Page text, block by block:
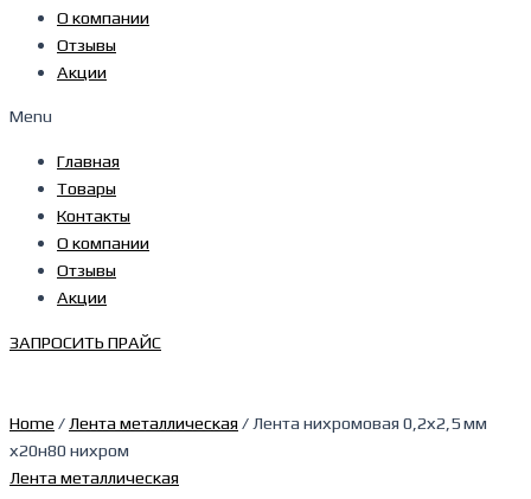
О компании
Отзывы
Акции
Menu
Главная
Товары
Контакты
О компании
Отзывы
Акции
ЗАПРОСИТЬ ПРАЙС
Home / Лента металлическая / Лента нихромовая 0,2х2,5 мм
х20н80 нихром
Лента металлическая